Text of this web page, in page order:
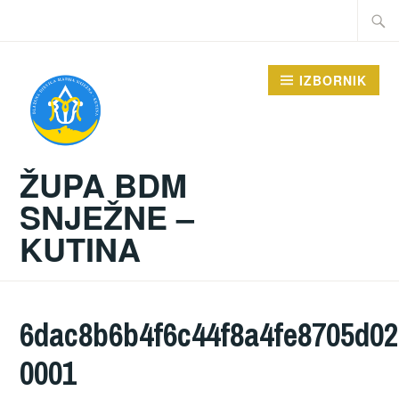
Traži:
ŽUPA BDM
SNJEŽNE –
KUTINA
IZBORNIK
0001